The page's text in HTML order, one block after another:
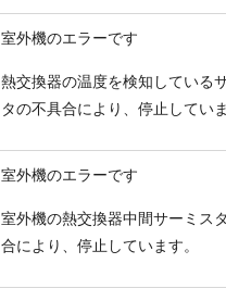
室外機のエラーです
熱交換器の温度を検知している
タの不具合により、停止していま
室外機のエラーです
室外機の熱交換器中間サーミス
合により、停止しています。